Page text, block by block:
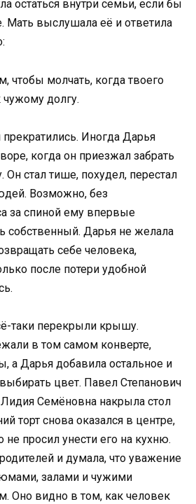
остаться внутри семьи, если бы
Мать выслушала её и ответила
чтобы молчать, когда твоего
чужому долгу.
прекратились. Иногда Дарья
когда он приезжал забрать
стал тише, похудел, перестал
Возможно, без
за спиной ему впервые
собственный. Дарья не желала
себе человека,
после потери удобной
таки перекрыли крышу.
в том самом конверте,
а Дарья добавила остальное и
цвет. Павел Степанович
Семёновна накрыла стол
торт снова оказался в центре,
не просил унести его на кухню.
и думала, что уважение
залами и чужими
Оно видно в том, как человек